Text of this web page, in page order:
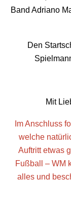
Band Adriano
Den
Mit
Im Anschluss
welche
Auftritt etwas
Fußball – WM
alles und